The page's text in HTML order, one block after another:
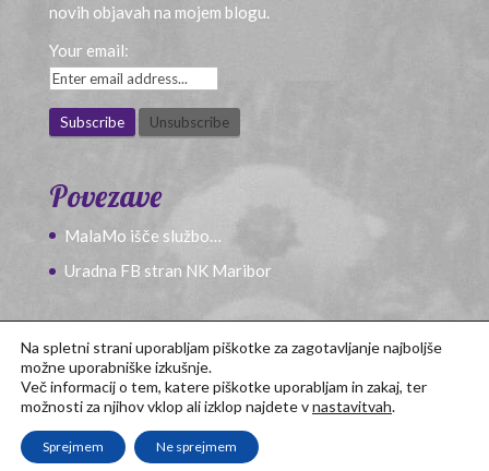
novih objavah na mojem blogu.
Your email:
Povezave
MalaMo išče službo…
Uradna FB stran NK Maribor
Po predlogiDivi oblikoval
Na spletni strani uporabljam piškotke za zagotavljanje najboljše
možne uporabniške izkušnje.
Več informacij o tem, katere piškotke uporabljam in zakaj, ter
možnosti za njihov vklop ali izklop najdete vnastavitvah.
Sprejmem Ne sprejmem